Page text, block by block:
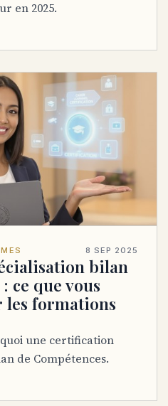
en 2025.
8 SEP 2025
bilan
ce que vous
les formations
une certification
de Compétences.